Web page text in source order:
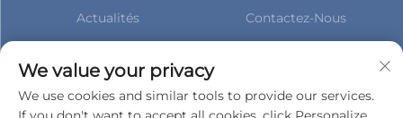
Actualités Contactez-Nous
jour avec nos dernières
nouvelles
We value your privacy
We use cookies and similar tools to provide our services.